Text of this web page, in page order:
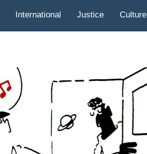
International Justice Culture